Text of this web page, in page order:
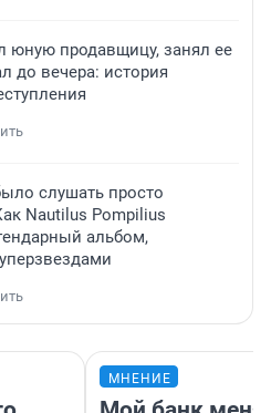
юную продавщицу, занял ее
до вечера: история
слушать просто
Nautilus Pompilius
альбом,
МНЕНИЕ